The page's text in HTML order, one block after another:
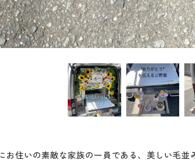
お住いの素敵な家族の一員である、美しい毛